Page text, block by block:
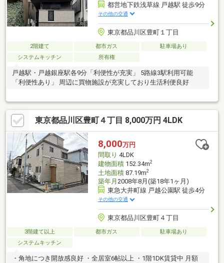
都営地下鉄浅草線 戸越駅 徒歩9分
その他の交通
東京都品川区豊町１丁目
2階建て 都市ガス
駐車場あり
システムキッチン
所有権
戸越駅・戸越銀座駅各9分「利便性が充実」 5路線3駅利用可能
「利便性あり」 周辺に買物施設が充実しており生活利便良好
東京都品川区豊町４丁目 8,000万円 4LDK
8,000万円
間取り 4LDK
建物面積152.34m2
土地面積87.19m2
築年月 2008年8月(築18年1ヶ月)
東急大井町線 戸越公園駅 徒歩4分
その他の交通
東京都品川区豊町４丁目
3階建て以上 都市ガス
駐車場あり
システムキッチン
・角地につき開放感良好 ・全居室6帖以上 ・1階1DK賃貸中 月額